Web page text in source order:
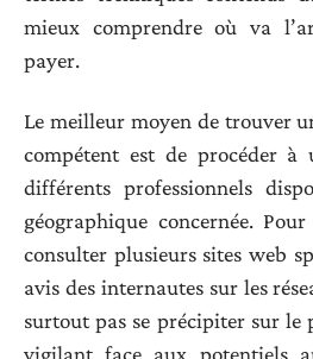
mieux comprendre où va
payer.
Le meilleur moyen de trouver
compétent est de procéder à
différents professionnels
géographique concernée.
consulter plusieurs sites web
avis des internautes sur les
surtout pas se précipiter sur le
vigilant face aux potentiels